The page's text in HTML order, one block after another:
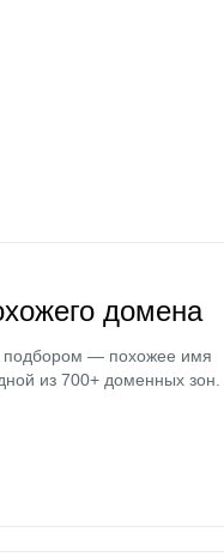
домена
подбором — похожее имя
из 700+ доменных зон.